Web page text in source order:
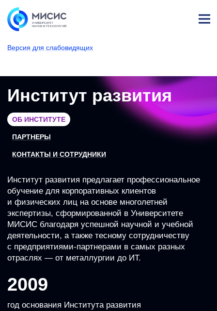
Версия для слабовидящих
т
Институт развития
ОБ ИНСТИТУТЕ
ПАРТНЕРЫ
КОНТАКТЫ И СОТРУДНИКИ
Институт развития предлагает профессиональное
обучение для корпоративных клиентов
и физических лиц на основе многолетней
экспертизы, сформированной в Университете
МИСИС благодаря успешной научной и учебной
деятельности, а также тесному сотрудничеству
с предприятиями-партнерами в самых разных
отраслях — от металлургии до ИТ.
2009
год основания Института развития